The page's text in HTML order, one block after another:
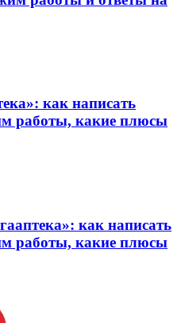
как написать
работы, какие плюсы
как написать
работы, какие плюсы